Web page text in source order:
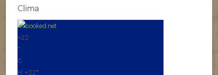
Clima
+22
°
C
H: +22°